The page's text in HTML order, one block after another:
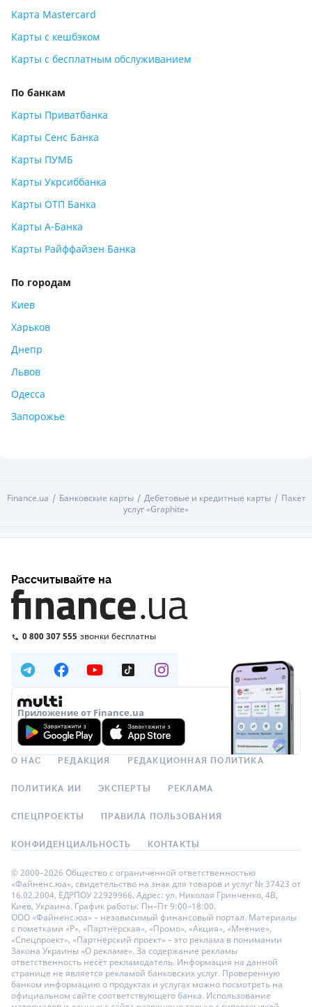
Карта Mastercard
Карты с кешбэком
Карты с бесплатным обслуживанием
По банкам
Карты Приватбанка
Карты Сенс Банка
Карты ПУМБ
Карты Укрсиббанка
Карты ОТП Банка
Карты А-Банка
Карты Райффайзен Банка
По городам
Киев
Харьков
Днепр
Львов
Одесса
Запорожье
Finance.ua Банковские карты Дебетовые и кредитные карты
Пакет
услуг «Graphite»
Рассчитывайте на
0 800 307 555 звонки бесплатны
Приложение от Finance.ua
О НАС РЕДАКЦИЯ РЕДАКЦИОННАЯ ПОЛИТИКА
ПОЛИТИКА ИИ ЭКСПЕРТЫ РЕКЛАМА
СПЕЦПРОЕКТЫ ПРАВИЛА ПОЛЬЗОВАНИЯ
КОНФИДЕНЦИАЛЬНОСТЬ КОНТАКТЫ
© 2000–2026 Общество с ограниченной ответственностью
«Файненс.юа», свидетельство на знак для товаров и услуг № 37423 от
16.02.2004, ЕДРПОУ 22929966. Адрес: ул. Николая Гринченко, 4В,
Киев, Украина. График работы: Пн–Пт 9:00–18:00.
ООО «Файненс.юа» – независимый финансовый портал. Материалы
с пометками «Р», «Партнёрская», «Промо», «Акция», «Мнение»,
«Спецпроект», «Партнёрский проект» – это реклама в понимании
Закона Украины «О рекламе». За содержание рекламы
ответственность несёт рекламодатель. Информация на данной
странице не является рекламой банковских услуг. Проверенную
банком информацию о продуктах и услугах можно посмотреть на
официальном сайте соответствующего банка. Использование